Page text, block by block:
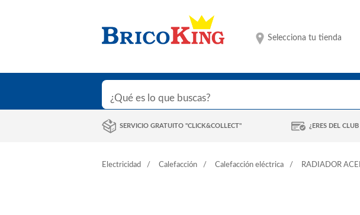
Selecciona tu tienda
SERVICIO GRATUITO "CLICK&COLLECT" ¿ERES DEL
Electricidad Calefacción Calefacción eléctrica RADIADOR